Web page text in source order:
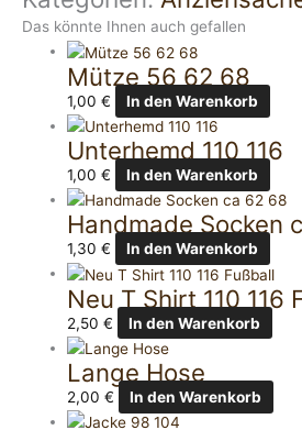
Das könnte Ihnen auch gefallen
Mütze 56 62 68
1,00€ In den Warenkorb
Unterhemd 110 116
1,00€ In den Warenkorb
Handmade Socken
1,30€ In den Warenkorb
Neu T Shirt 110 116
2,50€ In den Warenkorb
Lange Hose
2,00€ In den Warenkorb